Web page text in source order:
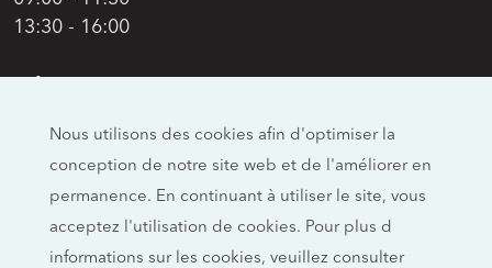
13:30 - 16:00
Adresse
Allmendstrasse 26
CH-4658 Däniken
Réseaux sociaux
Nous utilisons des cookies afin d'optimiser la
conception de notre site web et de l'améliorer en
permanence. En continuant à utiliser le site, vous
acceptez l'utilisation de cookies. Pour plus d
informations sur les cookies, veuillez consulter